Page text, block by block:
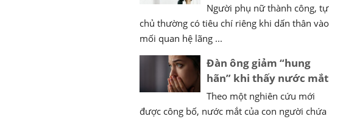
Người phụ nữ thành công, tự
chủ thường có tiêu chí riêng khi dấn thân vào
mối quan hệ lãng ...
Đàn ông giảm “hung
hãn” khi thấy nước mắt
Theo một nghiên cứu mới
được công bố, nước mắt của con người chứa